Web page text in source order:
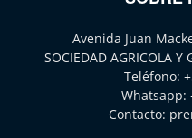
Avenida Juan
SOCIEDAD AGRICOLA Y
Teléfono:
Whatsapp:
Contacto: